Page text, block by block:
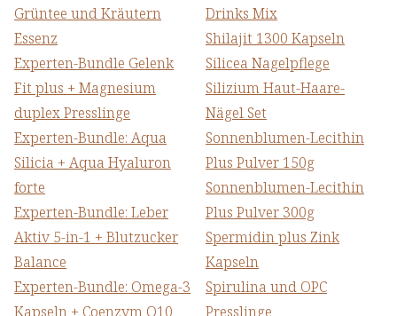
Grüntee und Kräutern
Essenz
Experten-Bundle Gelenk
Fit plus + Magnesium
duplex Presslinge
Experten-Bundle: Aqua
Silicia + Aqua Hyaluron
forte
Experten-Bundle: Leber
Aktiv 5-in-1 + Blutzucker
Balance
Experten-Bundle: Omega-3
Kapseln + Coenzym Q10
Drinks Mix
Shilajit 1300 Kapseln
Silicea Nagelpflege
Silizium Haut-Haare-
Nägel Set
Sonnenblumen-Lecithin
Plus Pulver 150g
Sonnenblumen-Lecithin
Plus Pulver 300g
Spermidin plus Zink
Kapseln
Spirulina und OPC
Presslinge